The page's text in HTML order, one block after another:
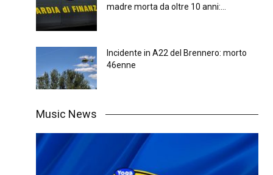
madre morta da oltre 10 anni:...
Incidente in A22 del Brennero: morto
46enne
Music News